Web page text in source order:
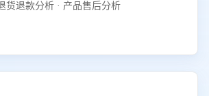
货退款分析 · 产品售后分析